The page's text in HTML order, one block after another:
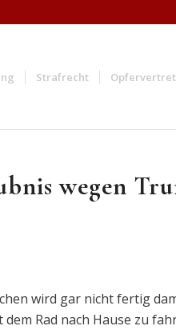
Strafrecht
wegen
wird gar nicht fertig
Rad nach Hause zu